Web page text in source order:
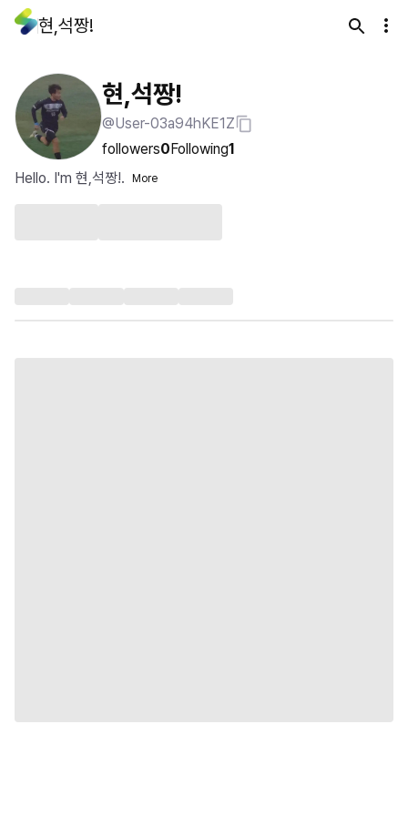
현,석짱!
현,석짱!
@User-03a94hKE1Z
followers0Following1
Hello. I'm 현,석짱!.
More